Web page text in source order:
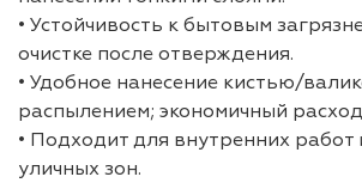
• Устойчивость к бытовым
очистке после отверждения.
• Удобное нанесение кистью/
распылением; экономичный
• Подходит для внутренних
уличных зон.